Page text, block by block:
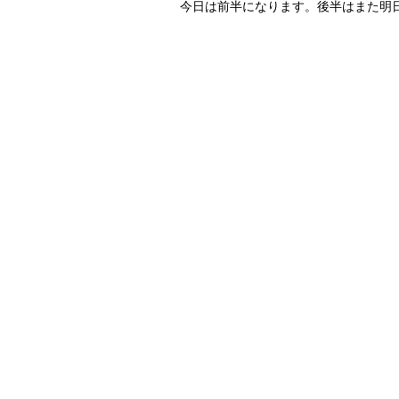
今日は前半になります。後半はまた明